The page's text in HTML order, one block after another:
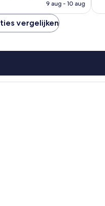
9 aug - 10 aug
vergelijken